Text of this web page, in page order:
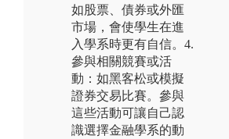
如股票、債券或外匯
市場，會使學生在進
入學系時更有自信。4.
參與相關競賽或活
動：如黑客松或模擬
證券交易比賽。參與
這些活動可讓自己認
識選擇金融學系的動